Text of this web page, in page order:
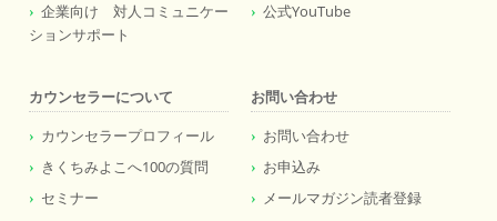
企業向け 対人コミュニケー
ションサポート
公式YouTube
カウンセラーについて
カウンセラープロフィール
きくちみよこへ100の質問
セミナー
お問い合わせ
お問い合わせ
お申込み
メールマガジン読者登録